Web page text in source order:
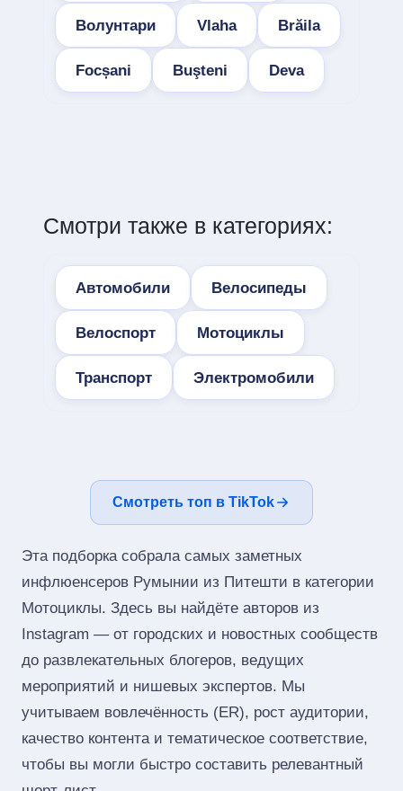
Волунтари Vlaha Brăila
Focșani Buşteni Deva
Смотри также в категориях:
Автомобили Велосипеды
Велоспорт Мотоциклы
Транспорт Электромобили
Смотреть топ в TikTok
Эта подборка собрала самых заметных
инфлюенсеров Румынии из Питешти в категории
Мотоциклы. Здесь вы найдёте авторов из
Instagram — от городских и новостных сообществ
до развлекательных блогеров, ведущих
мероприятий и нишевых экспертов. Мы
учитываем вовлечённость (ER), рост аудитории,
качество контента и тематическое соответствие,
чтобы вы могли быстро составить релевантный